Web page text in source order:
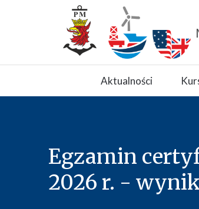
Aktualności
Egzamin
2026 r. -